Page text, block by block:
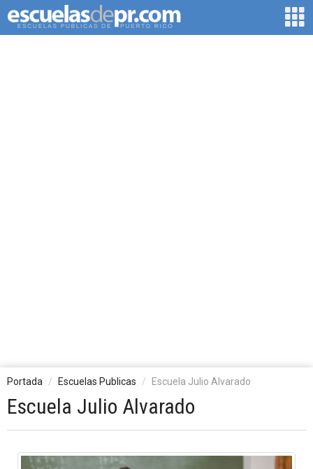
Portada Escuelas Publicas Escuela Julio Alvarado
Escuela Julio Alvarado